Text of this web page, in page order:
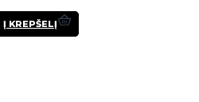
Į KREPŠELĮ